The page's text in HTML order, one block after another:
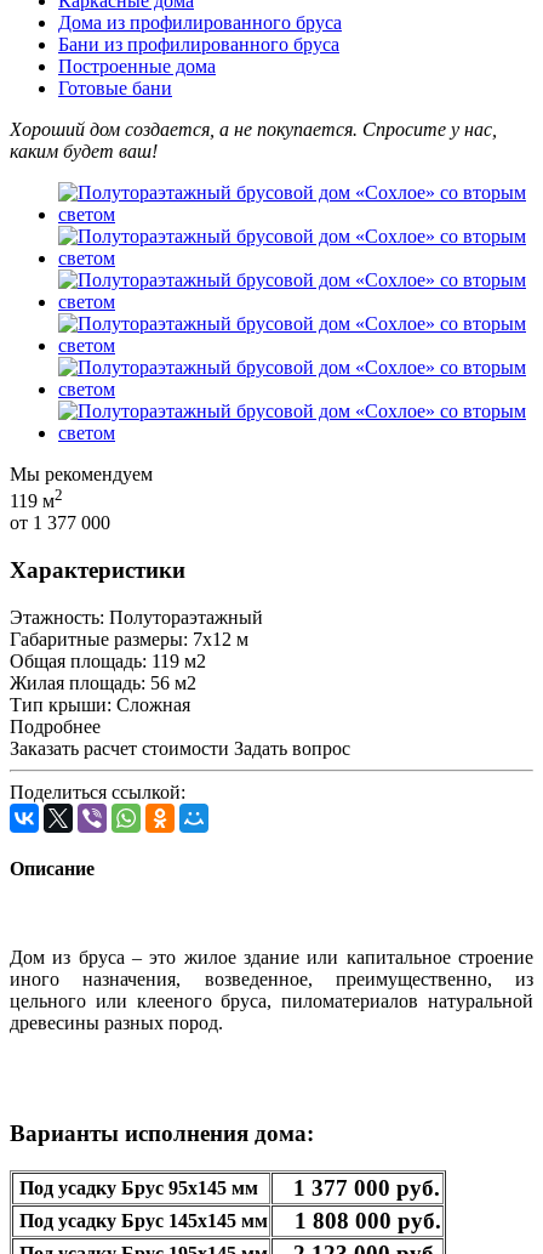
Дома из профилированного бруса
Бани из профилированного бруса
Построенные дома
Готовые бани
Хороший дом создается, а не покупается. Спросите у нас,
каким будет ваш!
Мы рекомендуем
119 м2
от 1 377 000
Характеристики
Этажность: Полутораэтажный
Габаритные размеры: 7х12 м
Общая площадь: 119 м2
Жилая площадь: 56 м2
Тип крыши: Сложная
Подробнее
Заказать расчет стоимости Задать вопрос
Поделиться ссылкой:
Описание
Дом из бруса – это жилое здание или капитальное строение
иного назначения, возведенное, преимущественно, из
цельного или клееного бруса, пиломатериалов натуральной
древесины разных пород.
Варианты исполнения дома:
Под усадку Брус 95х145 мм 1 377 000 руб.
Под усадку Брус 145х145 мм 1 808 000 руб.